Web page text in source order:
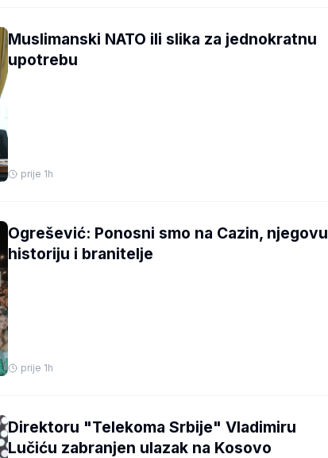
Muslimanski NATO ili slika za jednokratnu
upotrebu
prije 1h
Ogrešević: Ponosni smo na Cazin, njegovu
historiju i branitelje
prije 1h
Direktoru "Telekoma Srbije" Vladimiru
Lučiću zabranjen ulazak na Kosovo